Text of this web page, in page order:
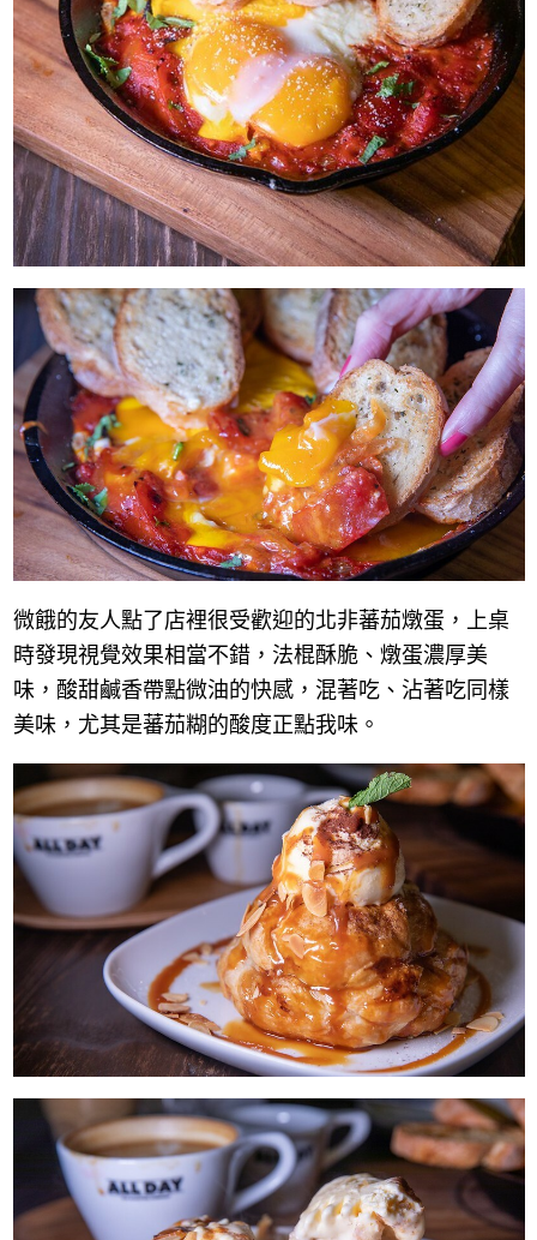
微餓的友人點了店裡很受歡迎的北非蕃茄燉蛋，上桌
時發現視覺效果相當不錯，法棍酥脆、燉蛋濃厚美
味，酸甜鹹香帶點微油的快感，混著吃、沾著吃同樣
美味，尤其是蕃茄糊的酸度正點我味。